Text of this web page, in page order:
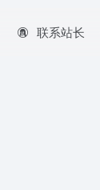
联系站长